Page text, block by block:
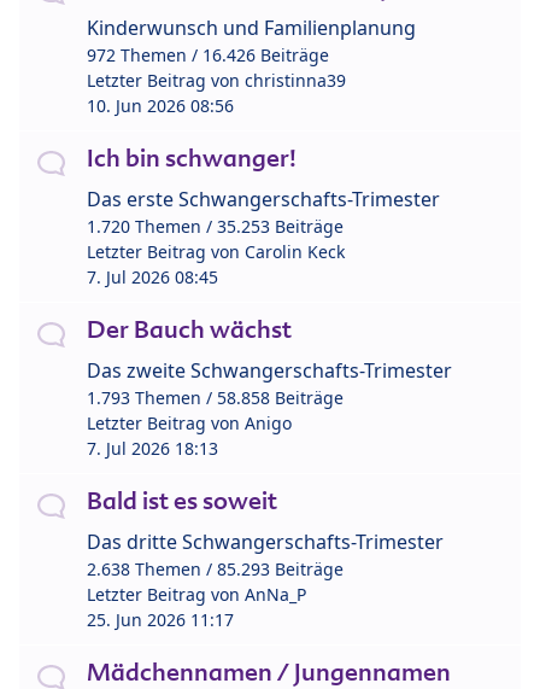
Kinderwunsch und Familienplanung
972 Themen / 16.426 Beiträge
Letzter Beitrag von christinna39
10. Jun 2026 08:56
Ich bin schwanger!
Das erste Schwangerschafts-Trimester
1.720 Themen / 35.253 Beiträge
Letzter Beitrag von Carolin Keck
7. Jul 2026 08:45
Der Bauch wächst
Das zweite Schwangerschafts-Trimester
1.793 Themen / 58.858 Beiträge
Letzter Beitrag von Anigo
7. Jul 2026 18:13
Bald ist es soweit
Das dritte Schwangerschafts-Trimester
2.638 Themen / 85.293 Beiträge
Letzter Beitrag von AnNa_P
25. Jun 2026 11:17
Mädchennamen / Jungennamen